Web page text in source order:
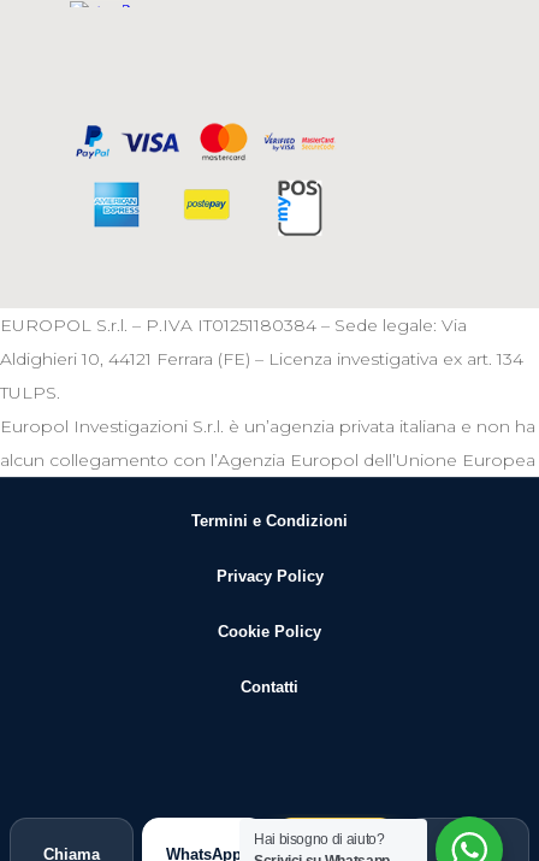
Chiama WhatsApp Guida Indagine
Hai bisogno di aiuto?
EUROPOL S.r.l. – P.IVA IT01251180384 – Sede legale: Via
Aldighieri 10, 44121 Ferrara (FE) – Licenza investigativa ex art. 134
TULPS.
Europol Investigazioni S.r.l. è un’agenzia privata italiana e non ha
alcun collegamento con l’Agenzia Europol dell’Unione Europea
Termini e Condizioni
Privacy Policy
Cookie Policy
Contatti